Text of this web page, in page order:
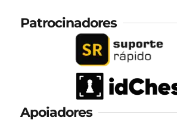
Patrocinadores
Apoiadores